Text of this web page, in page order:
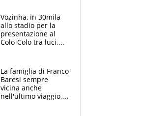
Vozinha, in 30mila
allo stadio per la
presentazione al
Colo-Colo tra luci,
La famiglia di Franco
Baresi sempre
vicina anche
nell'ultimo viaggio,